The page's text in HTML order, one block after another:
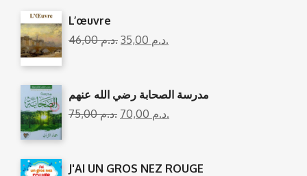
L’œuvre
46,00
د.م. 35,00 د.م.
مدرسة الصحابة رضي الله عنهم
75,00
د.م. 70,00 د.م.
J'AI UN GROS NEZ ROUGE